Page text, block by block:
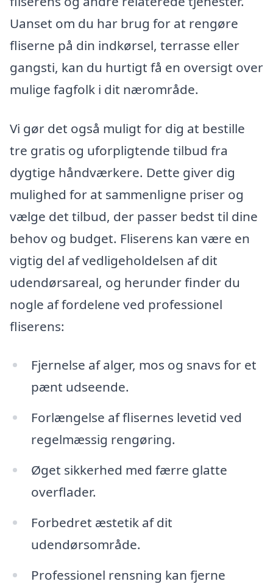
Uanset om du har brug for at rengøre
fliserne på din indkørsel, terrasse eller
gangsti, kan du hurtigt få en oversigt over
mulige fagfolk i dit nærområde.
Vi gør det også muligt for dig at bestille
tre gratis og uforpligtende tilbud fra
dygtige håndværkere. Dette giver dig
mulighed for at sammenligne priser og
vælge det tilbud, der passer bedst til dine
behov og budget. Fliserens kan være en
vigtig del af vedligeholdelsen af dit
udendørsareal, og herunder finder du
nogle af fordelene ved professionel
fliserens:
Fjernelse af alger, mos og snavs for et
pænt udseende.
Forlængelse af flisernes levetid ved
regelmæssig rengøring.
Øget sikkerhed med færre glatte
overflader.
Forbedret æstetik af dit
udendørsområde.
Professionel rensning kan fjerne